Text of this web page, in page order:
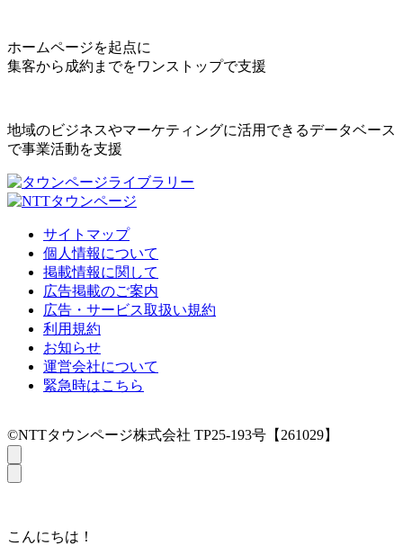
ホームページを起点に
集客から成約までをワンストップで支援
地域のビジネスやマーケティングに活用できるデータベース
で事業活動を支援
サイトマップ
個人情報について
掲載情報に関して
広告掲載のご案内
広告・サービス取扱い規約
利用規約
お知らせ
運営会社について
緊急時はこちら
©NTTタウンページ株式会社 TP25-193号【261029】
こんにちは！